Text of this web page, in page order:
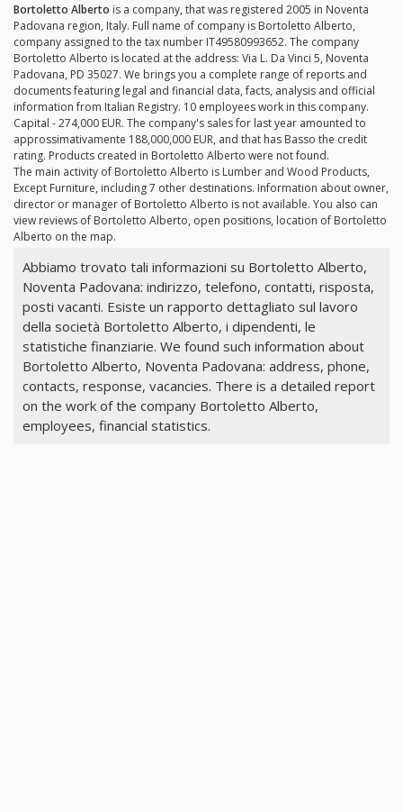
Bortoletto Alberto is a company, that was registered 2005 in Noventa
Padovana region, Italy. Full name of company is Bortoletto Alberto,
company assigned to the tax number IT49580993652. The company
Bortoletto Alberto is located at the address: Via L. Da Vinci 5, Noventa
Padovana, PD 35027. We brings you a complete range of reports and
documents featuring legal and financial data, facts, analysis and official
information from Italian Registry. 10 employees work in this company.
Capital - 274,000 EUR. The company's sales for last year amounted to
approssimativamente 188,000,000 EUR, and that has Basso the credit
rating. Products created in Bortoletto Alberto were not found.
The main activity of Bortoletto Alberto is Lumber and Wood Products,
Except Furniture, including 7 other destinations. Information about owner,
director or manager of Bortoletto Alberto is not available. You also can
view reviews of Bortoletto Alberto, open positions, location of Bortoletto
Alberto on the map.
Abbiamo trovato tali informazioni su Bortoletto Alberto,
Noventa Padovana: indirizzo, telefono, contatti, risposta,
posti vacanti. Esiste un rapporto dettagliato sul lavoro
della società Bortoletto Alberto, i dipendenti, le
statistiche finanziarie. We found such information about
Bortoletto Alberto, Noventa Padovana: address, phone,
contacts, response, vacancies. There is a detailed report
on the work of the company Bortoletto Alberto,
employees, financial statistics.